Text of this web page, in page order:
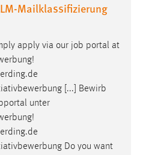
Mailklassifizierung
apply via our job portal at
[...] Bewirb
unter
Do you want